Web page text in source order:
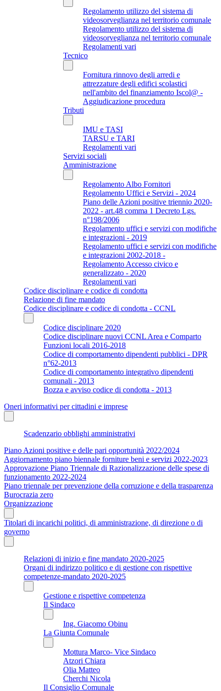
Regolamento utilizzo del sistema di
videosorveglianza nel territorio comunale
Regolamento utilizzo del sistema di
videosorveglianza nel territorio comunale
Regolamenti vari
Tecnico
Fornitura rinnovo degli arredi e
attrezzature degli edifici scolastici
nell'ambito del finanziamento Iscol@ -
Aggiudicazione procedura
Tributi
IMU e TASI
TARSU e TARI
Regolamenti vari
Servizi sociali
Amministrazione
Regolamento Albo Fornitori
Regolamento Uffici e Servizi - 2024
Piano delle Azioni positive triennio 2020-
2022 - art.48 comma 1 Decreto Lgs.
n°198/2006
Regolamento uffici e servizi con modifiche
e integrazioni - 2019
Regolamento uffici e servizi con modifiche
e integrazioni 2002-2018 -
Regolamento Accesso civico e
generalizzato - 2020
Regolamenti vari
Codice disciplinare e codice di condotta
Relazione di fine mandato
Codice disciplinare e codice di condotta - CCNL
Codice disciplinare 2020
Codice disciplinare nuovi CCNL Area e Comparto
Funzioni locali 2016-2018
Codice di comportamento dipendenti pubblici - DPR
n°62-2013
Codice di comportamento integrativo dipendenti
comunali - 2013
Bozza e avviso codice di condotta - 2013
Oneri informativi per cittadini e imprese
Scadenzario obblighi amministrativi
Piano Azioni positive e delle pari opportunità 2022/2024
Aggiornamento piano biennale forniture beni e servizi 2022-2023
Approvazione Piano Triennale di Razionalizzazione delle spese di
funzionamento 2022-2024
Piano triennale per prevenzione della corruzione e della trasparenza
Burocrazia zero
Organizzazione
Titolari di incarichi politici, di amministrazione, di direzione o di
governo
Relazioni di inizio e fine mandato 2020-2025
Organi di indirizzo politico e di gestione con rispettive
competenze-mandato 2020-2025
Gestione e rispettive competenza
Il Sindaco
Ing. Giacomo Obinu
La Giunta Comunale
Mottura Marco- Vice Sindaco
Atzori Chiara
Olia Matteo
Cherchi Nicola
Il Consiglio Comunale